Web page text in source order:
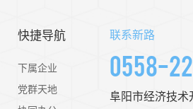
快捷导航
下属企业
党群天地
联系新路
0558-
阜阳市经济技术